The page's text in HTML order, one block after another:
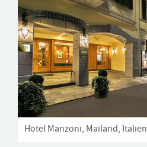
Hotel Manzoni, Mailand, Italien